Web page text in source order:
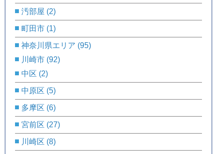
汚部屋 (2)
町田市 (1)
神奈川県エリア (95)
川崎市 (92)
中区 (2)
中原区 (5)
多摩区 (6)
宮前区 (27)
川崎区 (8)